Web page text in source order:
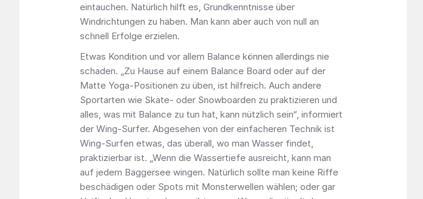
eintauchen. Natürlich hilft es, Grundkenntnisse über
Windrichtungen zu haben. Man kann aber auch von null an
schnell Erfolge erzielen.
Etwas Kondition und vor allem Balance können allerdings nie
schaden. „Zu Hause auf einem Balance Board oder auf der
Matte Yoga-Positionen zu üben, ist hilfreich. Auch andere
Sportarten wie Skate- oder Snowboarden zu praktizieren und
alles, was mit Balance zu tun hat, kann nützlich sein“, informiert
der Wing-Surfer. Abgesehen von der einfacheren Technik ist
Wing-Surfen etwas, das überall, wo man Wasser findet,
praktizierbar ist. „Wenn die Wassertiefe ausreicht, kann man
auf jedem Baggersee wingen. Natürlich sollte man keine Riffe
beschädigen oder Spots mit Monsterwellen wählen; oder gar